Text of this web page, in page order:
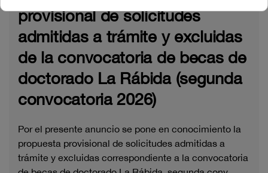
provisional de solicitudes
admitidas a trámite y excluidas
de la convocatoria de becas de
doctorado La Rábida (segunda
convocatoria 2026)
Por el presente anuncio se pone en conocimiento la
propuesta provisional de solicitudes admitidas a
trámite y excluidas correspondiente a la convocatoria